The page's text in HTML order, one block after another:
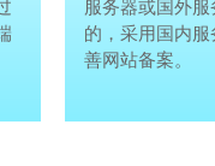
户，根据客户要做网
设计师的精心设计，
企业网站。
服务器或国外
的，采用国内
善网站备案。